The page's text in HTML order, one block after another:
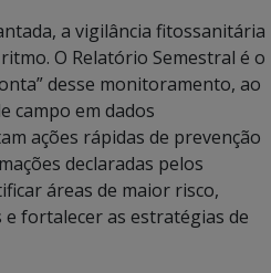
a vigilância fitossanitária
O Relatório Semestral é o
desse monitoramento, ao
campo em dados
ações rápidas de prevenção
declaradas pelos
áreas de maior risco,
fortalecer as estratégias de